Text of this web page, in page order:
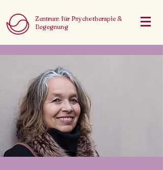
Zentrum für Psychotherapie &
Begegnung